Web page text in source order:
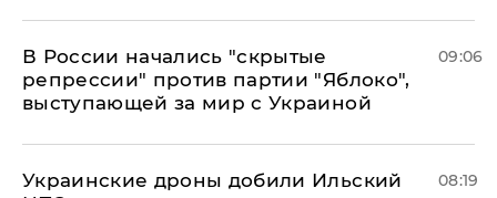
В России начались "скрытые
репрессии" против партии "Яблоко",
выступающей за мир с Украиной
09:06
Украинские дроны добили Ильский
08:19